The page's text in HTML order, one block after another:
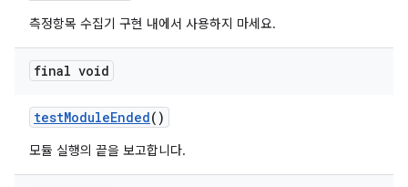
측정항목 수집기 구현 내에서 사용하지 마세요.
final void
testModuleEnded()
모듈 실행의 끝을 보고합니다.